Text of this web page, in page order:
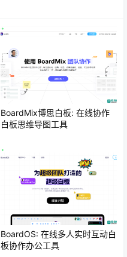
BoardMix博思白板: 在线协作
白板思维导图工具
BoardOS: 在线多人实时互动白
板协作办公工具